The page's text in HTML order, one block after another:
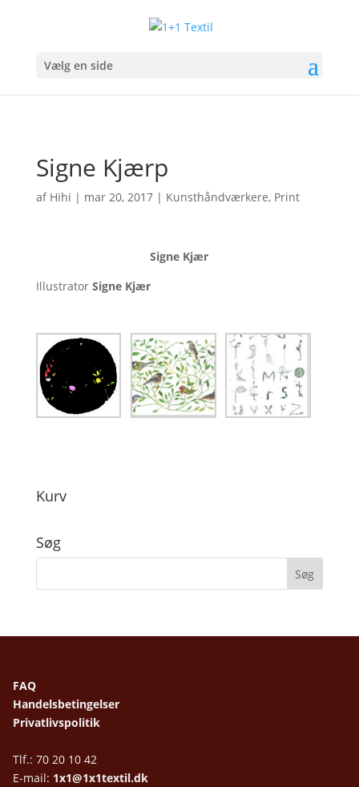
Vælg en side
Signe Kjærp
af Hihi | mar 20, 2017| Kunsthåndværkere, Print
Signe Kjær
IllustratorSigne Kjær
Kurv
Søg
FAQ
Handelsbetingelser
Privatlivspolitik
Tlf.: 70 20 10 42
E-mail: 1x1@1x1textil.dk